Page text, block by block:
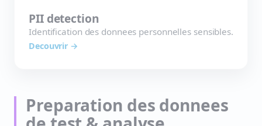
PII detection
Identification des donnees personnelles sensibles.
Decouvrir →
Preparation des donnees